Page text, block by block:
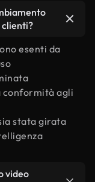
esenti da
conformità agli
stata girata
video